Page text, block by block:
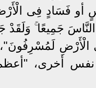
أو فَسَادٍ فِى
جَمِيعًا ۚ وَلَقَدْ
الْأَرْضِ
نفس أخرى،